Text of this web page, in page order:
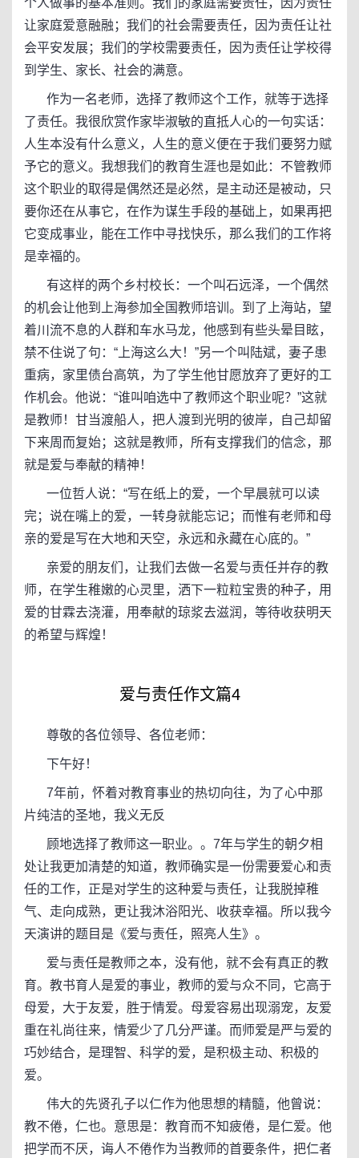
个人做事的基本准则。我们的家庭需要责任，因为责任
让家庭爱意融融；我们的社会需要责任，因为责任让社
会平安发展；我们的学校需要责任，因为责任让学校得
到学生、家长、社会的满意。
作为一名老师，选择了教师这个工作，就等于选择
了责任。我很欣赏作家毕淑敏的直抵人心的一句实话：
人生本没有什么意义，人生的意义便在于我们要努力赋
予它的意义。我想我们的教育生涯也是如此：不管教师
这个职业的取得是偶然还是必然，是主动还是被动，只
要你还在从事它，在作为谋生手段的基础上，如果再把
它变成事业，能在工作中寻找快乐，那么我们的工作将
是幸福的。
有这样的两个乡村校长：一个叫石远泽，一个偶然
的机会让他到上海参加全国教师培训。到了上海站，望
着川流不息的人群和车水马龙，他感到有些头晕目眩，
禁不住说了句：“上海这么大！”另一个叫陆斌，妻子患
重病，家里债台高筑，为了学生他甘愿放弃了更好的工
作机会。他说：“谁叫咱选中了教师这个职业呢？”这就
是教师！甘当渡船人，把人渡到光明的彼岸，自己却留
下来周而复始；这就是教师，所有支撑我们的信念，那
就是爱与奉献的精神！
一位哲人说：“写在纸上的爱，一个早晨就可以读
完；说在嘴上的爱，一转身就能忘记；而惟有老师和母
亲的爱是写在大地和天空，永远和永藏在心底的。”
亲爱的朋友们，让我们去做一名爱与责任并存的教
师，在学生稚嫩的心灵里，洒下一粒粒宝贵的种子，用
爱的甘霖去浇灌，用奉献的琼浆去滋润，等待收获明天
的希望与辉煌！
爱与责任作文篇4
尊敬的各位领导、各位老师：
下午好！
7年前，怀着对教育事业的热切向往，为了心中那
片纯洁的圣地，我义无反
顾地选择了教师这一职业。。7年与学生的朝夕相
处让我更加清楚的知道，教师确实是一份需要爱心和责
任的工作，正是对学生的这种爱与责任，让我脱掉稚
气、走向成熟，更让我沐浴阳光、收获幸福。所以我今
天演讲的题目是《爱与责任，照亮人生》。
爱与责任是教师之本，没有他，就不会有真正的教
育。教书育人是爱的事业，教师的爱与众不同，它高于
母爱，大于友爱，胜于情爱。母爱容易出现溺宠，友爱
重在礼尚往来，情爱少了几分严谨。而师爱是严与爱的
巧妙结合，是理智、科学的爱，是积极主动、积极的
爱。
伟大的先贤孔子以仁作为他思想的精髓，他曾说：
教不倦，仁也。意思是：教育而不知疲倦，是仁爱。他
把学而不厌，诲人不倦作为当教师的首要条件，把仁者